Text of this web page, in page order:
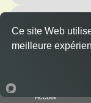
Dès10.00 €
Base sauce
Accueil
Ce site Web
meilleure